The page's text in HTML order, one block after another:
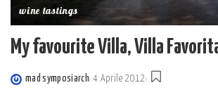
wine tastings
My favourite Villa, Villa
Posted
mad symposiarch 4 Aprile 2012